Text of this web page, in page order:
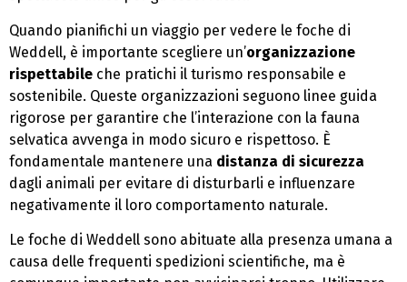
Quando pianifichi un viaggio per vedere le foche di
Weddell, è importante scegliere un’organizzazione
rispettabile che pratichi il turismo responsabile e
sostenibile. Queste organizzazioni seguono linee guida
rigorose per garantire che l’interazione con la fauna
selvatica avvenga in modo sicuro e rispettoso. È
fondamentale mantenere una distanza di sicurezza
dagli animali per evitare di disturbarli e influenzare
negativamente il loro comportamento naturale.
Le foche di Weddell sono abituate alla presenza umana a
causa delle frequenti spedizioni scientifiche, ma è